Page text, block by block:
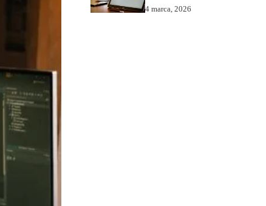
4 marca, 2026